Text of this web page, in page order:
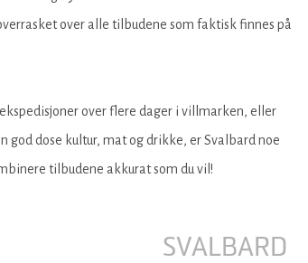
over alle tilbudene som faktisk finnes på
over flere dager i villmarken, eller
dose kultur, mat og drikke, er Svalbard noe
tilbudene akkurat som du vil!
SVALBARD